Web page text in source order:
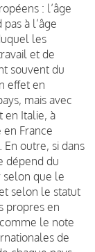
: l’âge
à l’âge
les
et de
souvent du
effet en
mais avec
en Italie, à
France
outre, si dans
dépend du
selon que le
selon le statut
propres en
le note
de